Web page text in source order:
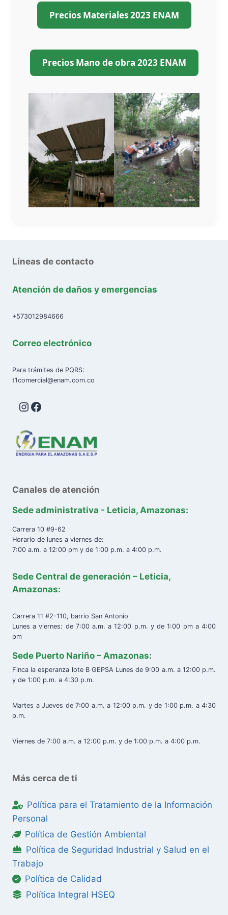
Precios Materiales 2023 ENAM
Precios Mano de obra 2023 ENAM
Líneas de contacto
Atención de daños y emergencias
+573012984666
Correo electrónico
Para trámites de PQRS:
t1comercial@enam.com.co
Instagram
Facebook
Canales de atención
Sede administrativa - Leticia, Amazonas:
Carrera 10 #9-62
Horario de lunes a viernes de:
7:00 a.m. a 12:00 pm y de 1:00 p.m. a 4:00 p.m.
Sede Central de generación – Leticia,
Amazonas:
Carrera 11 #2-110, barrio San Antonio
Lunes a viernes: de 7:00 a.m. a 12:00 p.m. y de 1:00 pm a 4:00
pm
Sede Puerto Nariño – Amazonas:
Finca la esperanza lote B GEPSA Lunes de 9:00 a.m. a 12:00 p.m.
y de 1:00 p.m. a 4:30 p.m.
Martes a Jueves de 7:00 a.m. a 12:00 p.m. y de 1:00 p.m. a 4:30
p.m.
Viernes de 7:00 a.m. a 12:00 p.m. y de 1:00 p.m. a 4:00 p.m.
Más cerca de ti
Política para el Tratamiento de la Información
Personal
Política de Gestión Ambiental
Política de Seguridad Industrial y Salud en el
Trabajo
Política de Calidad
Política Integral HSEQ